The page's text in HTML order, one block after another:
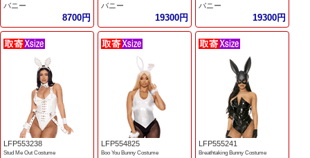
バニー
8700円
バニー
19300円
バニー
19300円
LFP553238
Stud Me Out Costume
LFP554825
Boo You Bunny Costume
LFP555241
Breathtaking Bunny Costume